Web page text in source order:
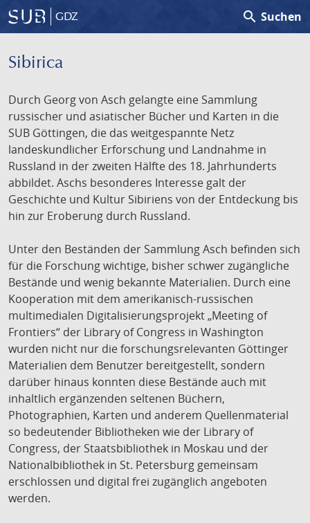
GDZ search Suchen
Sibirica
Durch Georg von Asch gelangte eine Sammlung
russischer und asiatischer Bücher und Karten in die
SUB Göttingen, die das weitgespannte Netz
landeskundlicher Erforschung und Landnahme in
Russland in der zweiten Hälfte des 18. Jahrhunderts
abbildet. Aschs besonderes Interesse galt der
Geschichte und Kultur Sibiriens von der Entdeckung bis
hin zur Eroberung durch Russland.
Unter den Beständen der Sammlung Asch befinden sich
für die Forschung wichtige, bisher schwer zugängliche
Bestände und wenig bekannte Materialien. Durch eine
Kooperation mit dem amerikanisch-russischen
multimedialen Digitalisierungsprojekt „Meeting of
Frontiers“ der Library of Congress in Washington
wurden nicht nur die forschungsrelevanten Göttinger
Materialien dem Benutzer bereitgestellt, sondern
darüber hinaus konnten diese Bestände auch mit
inhaltlich ergänzenden seltenen Büchern,
Photographien, Karten und anderem Quellenmaterial
so bedeutender Bibliotheken wie der Library of
Congress, der Staatsbibliothek in Moskau und der
Nationalbibliothek in St. Petersburg gemeinsam
erschlossen und digital frei zugänglich angeboten
werden.